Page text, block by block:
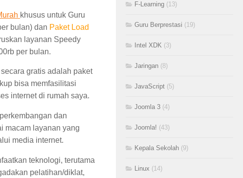
khusus untuk Guru
bulan) dan Paket Load
layanan Speedy
per bulan.
gratis adalah paket
bisa memfasilitasi
internet di rumah saya.
dan
macam layanan yang
media internet.
teknologi, terutama
pelatihan/diklat,
F-Learning (13)
Guru Berprestasi (19)
Intel XDK (3)
Jaringan (8)
JavaScript (5)
Joomla 3 (4)
Joomla! (43)
Kepala Sekolah (9)
Linux (14)